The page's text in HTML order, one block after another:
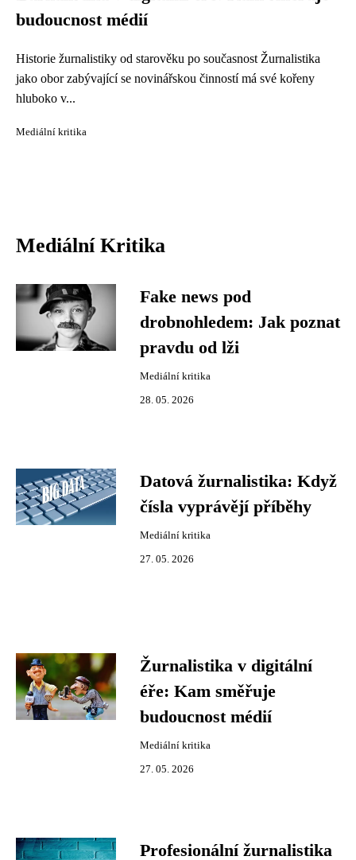
budoucnost médií
Historie žurnalistiky od starověku po současnost Žurnalistika
jako obor zabývající se novinářskou činností má své kořeny
hluboko v...
Mediální kritika
Mediální Kritika
Fake news pod
drobnohledem: Jak poznat
pravdu od lži
Mediální kritika
28. 05. 2026
Datová žurnalistika: Když
čísla vyprávějí příběhy
Mediální kritika
27. 05. 2026
Žurnalistika v digitální
éře: Kam směřuje
budoucnost médií
Mediální kritika
27. 05. 2026
Profesionální žurnalistika